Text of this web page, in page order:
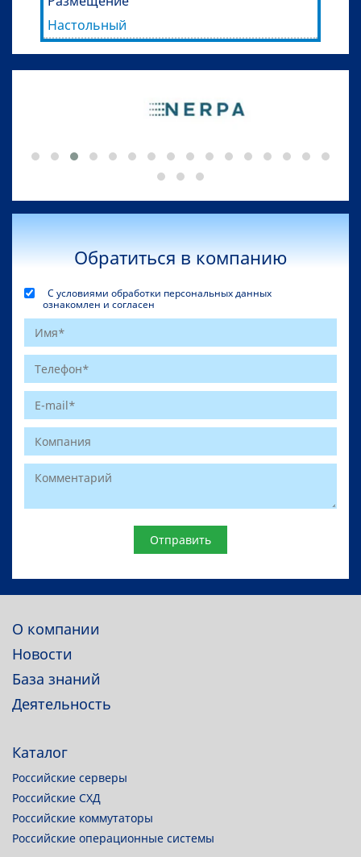
Настольный
Обратиться в компанию
С условиями обработки персональных данных
ознакомлен и согласен
О компании
Новости
База знаний
Деятельность
Каталог
Российские серверы
Российские СХД
Российские коммутаторы
Российские операционные системы